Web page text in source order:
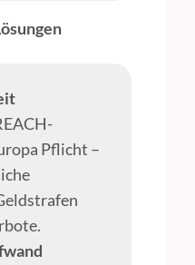
Pflicht –